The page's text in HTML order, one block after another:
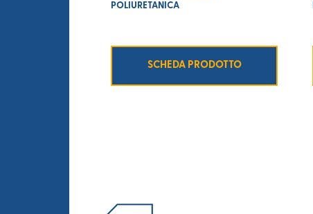
POLIURETANICA
SCHEDA PRODOTTO